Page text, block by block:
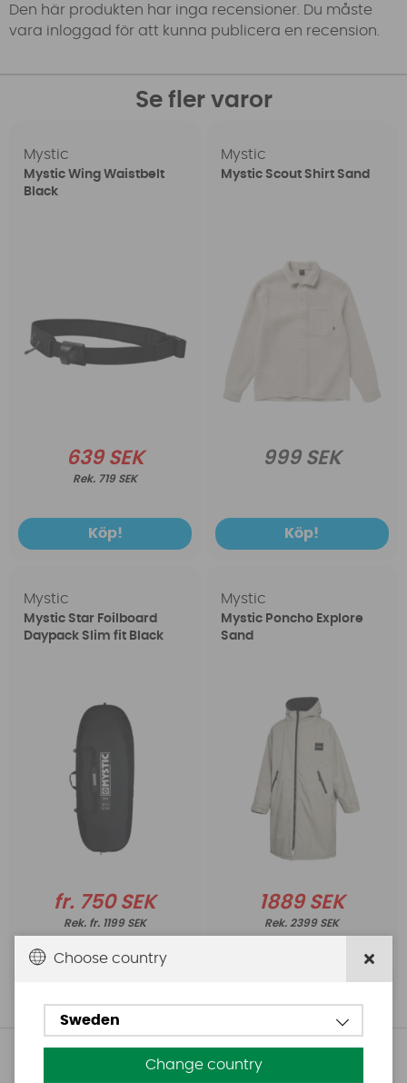
Den här produkten har inga recensioner. Du måste
vara inloggad för att kunna publicera en recension.
Se fler varor
Mystic
Mystic Wing Waistbelt
Black
639 SEK
719 SEK
Köp!
Mystic
Mystic Scout Shirt Sand
999 SEK
Köp!
Mystic
Mystic Star Foilboard
Daypack Slim fit Black
fr. 750 SEK
fr. 1199 SEK
Mystic
Mystic Poncho Explore
Sand
1889 SEK
2399 SEK
Andra köpte även
Choose country
Sweden
Change country